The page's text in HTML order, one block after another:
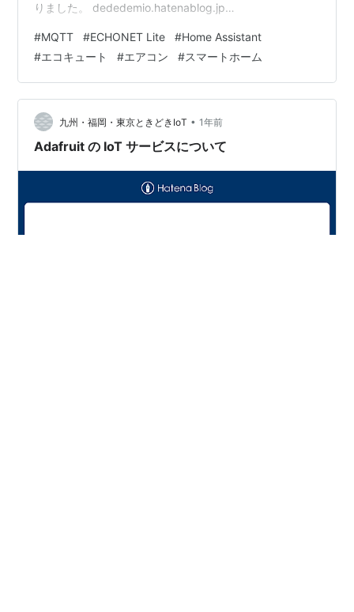
りました。 dededemio.hatenablog.jp
ECHONET Lite対応機器を接続し、表示・操作する方法を
紹介します。 ECHONET Lite対応機器の接続方法
ECHONETLite機器をHome Assistantへ接続するには、
EC…
#MQTT #ECHONET Lite #Home Assistant
#エコキュート #エアコン #スマートホーム
九州・福岡・東京ときどきIoT • 1年前
Adafruit の IoT サービスについて